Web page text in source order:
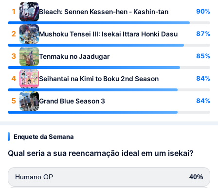
1 Bleach: Sennen Kessen-hen - Kashin-tan 90%
2 Mushoku Tensei III: Isekai Ittara Honki Dasu 87%
3 Tenmaku no Jaadugar 85%
4 Seihantai na Kimi to Boku 2nd Season 84%
5 Grand Blue Season 3 84%
Enquete da Semana
Qual seria a sua reencarnação ideal em um isekai?
Humano OP 40%